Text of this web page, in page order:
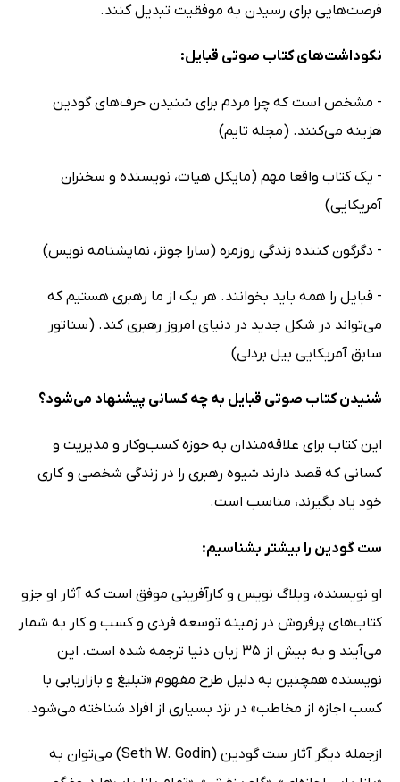
فرصت‌هایی برای رسیدن به موفقیت تبدیل کنند.
نکوداشت‌های کتاب صوتی قبایل:
- مشخص است که چرا مردم برای شنیدن حرف‌های گودین
هزینه می‌کنند. (مجله تایم)
- یک کتاب واقعا مهم (مایکل هیات، نویسنده و سخنران
آمریکایی)
- دگرگون کننده زندگی روزمره (سارا جونز، نمایشنامه نویس)
- قبایل را همه باید بخوانند. هر یک از ما رهبری هستیم که
می‌تواند در شکل جدید در دنیای امروز رهبری کند. (سناتور
سابق آمریکایی بیل بردلی)
شنیدن کتاب صوتی قبایل به چه کسانی پیشنهاد می‌شود؟
این کتاب برای علاقه‌مندان به حوزه کسب‌وکار و مدیریت و
کسانی که قصد دارند شیوه رهبری را در زندگی شخصی و کاری
خود یاد بگیرند، مناسب است.
ست گودین را بیشتر بشناسیم:
او نویسنده، وبلاگ نویس و کارآفرینی موفق است که آثار او جزو
کتاب‌های پرفروش در زمینه توسعه فردی و کسب و کار به شمار
می‌آیند و به بیش از 35 زبان دنیا ترجمه شده است. این
نویسنده همچنین به دلیل طرح مفهوم «تبلیغ و بازاریابی با
کسب اجازه از مخاطب» در نزد بسیاری از افراد شناخته می‌شود.
ازجمله دیگر آثار ست گودین (Seth W. Godin) می‌توان به